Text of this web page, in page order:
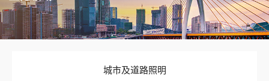
城市及道路照明